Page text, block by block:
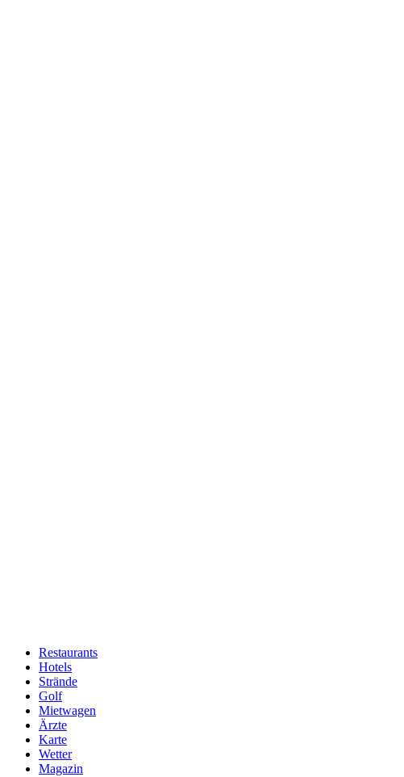
Hauptnavigation
Restaurants
Hotels
Strände
Golf
Mietwagen
Ärzte
Karte
Wetter
Magazin